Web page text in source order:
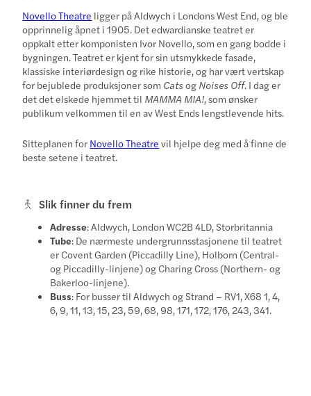
Novello Theatre ligger på Aldwych i Londons West End, og ble
opprinnelig åpnet i 1905. Det edwardianske teatret er
oppkalt etter komponisten Ivor Novello, som en gang bodde i
bygningen. Teatret er kjent for sin utsmykkede fasade,
klassiske interiørdesign og rike historie, og har vært vertskap
for bejublede produksjoner som Catsog Noises Off. I dag er
det det elskede hjemmet til MAMMA MIA!, som ønsker
publikum velkommen til en av West Ends lengstlevende hits.
Sitteplanen for Novello Theatre vil hjelpe deg med å finne de
beste setene i teatret.
Slik finner du frem
Adresse: Aldwych, London WC2B 4LD, Storbritannia
Tube: De nærmeste undergrunnsstasjonene til teatret
er Covent Garden (Piccadilly Line), Holborn (Central-
og Piccadilly-linjene) og Charing Cross (Northern- og
Bakerloo-linjene).
Buss: For busser til Aldwych og Strand – RV1, X68 1, 4,
6, 9, 11, 13, 15, 23, 59, 68, 98, 171, 172, 176, 243, 341.